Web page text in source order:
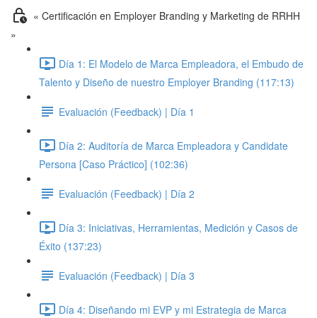
« Certificación en Employer Branding y Marketing de RRHH
»
Día 1: El Modelo de Marca Empleadora, el Embudo de
Talento y Diseño de nuestro Employer Branding (117:13)
Evaluación (Feedback) | Día 1
Día 2: Auditoría de Marca Empleadora y Candidate
Persona [Caso Práctico] (102:36)
Evaluación (Feedback) | Día 2
Día 3: Iniciativas, Herramientas, Medición y Casos de
Éxito (137:23)
Evaluación (Feedback) | Día 3
Día 4: Diseñando mi EVP y mi Estrategia de Marca